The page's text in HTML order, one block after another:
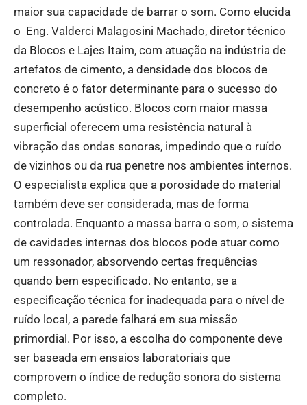
maior sua capacidade de barrar o som. Como elucida
o Eng. Valderci Malagosini Machado, diretor técnico
da Blocos e Lajes Itaim, com atuação na indústria de
artefatos de cimento, a densidade dos blocos de
concreto é o fator determinante para o sucesso do
desempenho acústico. Blocos com maior massa
superficial oferecem uma resistência natural à
vibração das ondas sonoras, impedindo que o ruído
de vizinhos ou da rua penetre nos ambientes internos.
O especialista explica que a porosidade do material
também deve ser considerada, mas de forma
controlada. Enquanto a massa barra o som, o sistema
de cavidades internas dos blocos pode atuar como
um ressonador, absorvendo certas frequências
quando bem especificado. No entanto, se a
especificação técnica for inadequada para o nível de
ruído local, a parede falhará em sua missão
primordial. Por isso, a escolha do componente deve
ser baseada em ensaios laboratoriais que
comprovem o índice de redução sonora do sistema
completo.